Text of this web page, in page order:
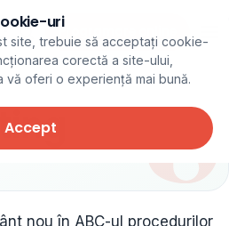
Programare online
nou în ABC-ul procedurilor
uri
site, trebuie să acceptați cookie-
corectă a site-ului,
vă oferi o experiență mai bună.
Accept